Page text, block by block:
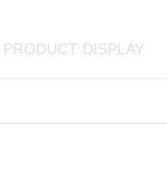
PRODUCT DISPLAY